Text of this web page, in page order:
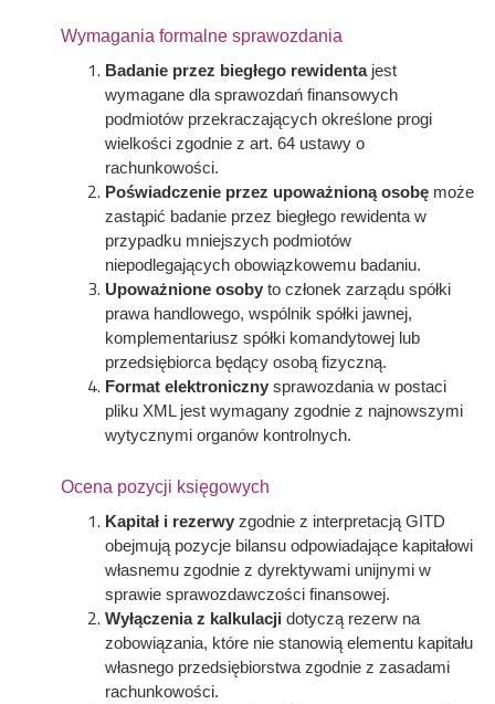
Wymagania formalne sprawozdania
Badanie przez biegłego rewidentajest
wymagane dla sprawozdań finansowych
podmiotów przekraczających określone progi
wielkości zgodnie z art. 64 ustawy o
rachunkowości.
Poświadczenie przez upoważnioną osobę może
zastąpić badanie przez biegłego rewidenta w
przypadku mniejszych podmiotów
niepodlegających obowiązkowemu badaniu.
Upoważnione osoby to członek zarządu spółki
prawa handlowego, wspólnik spółki jawnej,
komplementariusz spółki komandytowej lub
przedsiębiorca będący osobą fizyczną.
Format elektroniczny sprawozdania w postaci
pliku XML jest wymagany zgodnie z najnowszymi
wytycznymi organów kontrolnych.
Ocena pozycji księgowych
Kapitał i rezerwy zgodnie z interpretacją GITD
obejmują pozycje bilansu odpowiadające kapitałowi
własnemu zgodnie z dyrektywami unijnymi w
sprawie sprawozdawczości finansowej.
Wyłączenia z kalkulacji dotyczą rezerw na
zobowiązania, które nie stanowią elementu kapitału
własnego przedsiębiorstwa zgodnie z zasadami
rachunkowości.